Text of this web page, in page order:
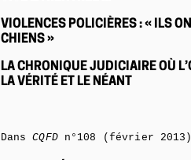
VIOLENCES POLICIÈRES : « ILS
CHIENS »
LA CHRONIQUE JUDICIAIRE OÙ
LA VÉRITÉ ET LE NÉANT
DansCQFDn°108 (février 2013)